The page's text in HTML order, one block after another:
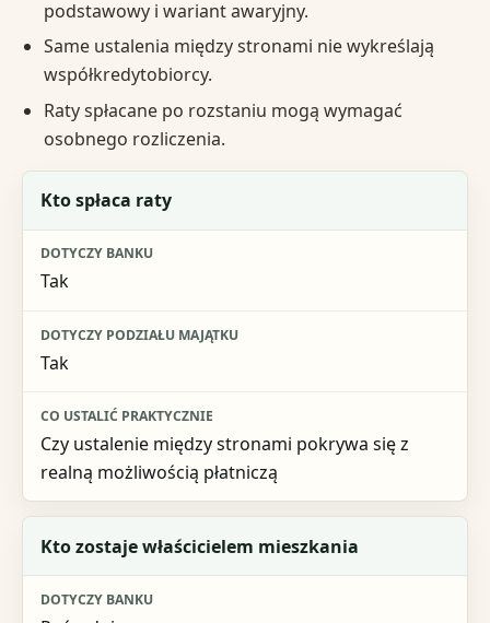
podstawowy i wariant awaryjny.
Same ustalenia między stronami nie wykreślają
współkredytobiorcy.
Raty spłacane po rozstaniu mogą wymagać
osobnego rozliczenia.
Pytanie
Dotyczy banku
Co ustalić praktycznie
Kto spłaca raty
Tak
Tak
Czy ustalenie między stronami pokrywa się z
realną możliwością płatniczą
Kto zostaje właścicielem mieszkania